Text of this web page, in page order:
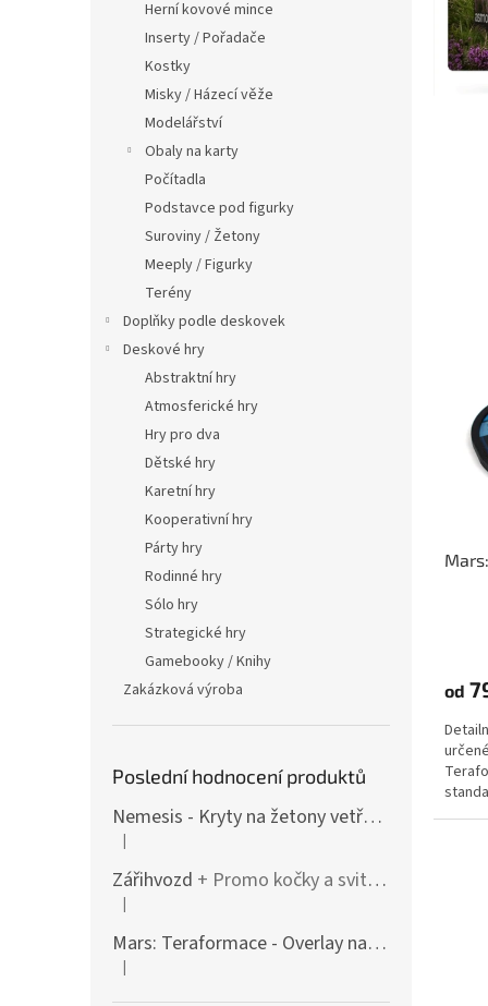
Herní kovové mince
Inserty / Pořadače
Kostky
Misky / Házecí věže
Modelářství
Obaly na karty
Počítadla
Podstavce pod figurky
Suroviny / Žetony
Meeply / Figurky
Terény
Doplňky podle deskovek
Deskové hry
Abstraktní hry
Atmosferické hry
Hry pro dva
Dětské hry
Karetní hry
Kooperativní hry
Párty hry
Rodinné hry
Sólo hry
Strategické hry
Gamebooky / Knihy
Zakázková výroba
Poslední hodnocení produktů
Nemesis - Kryty na žetony vetřelců (varianty i pro rozšíření / Lockdown)
Hodnocení produktu je 4 z 5 hvězdiček.
|
Zářihvozd + Promo kočky a svitolam
Hodnocení produktu je 5 z 5 hvězdiček.
|
Mars: Teraformace - Overlay na destičky kolonií
Hodnocení produktu je 5 z 5 hvězdiček.
|
m
je
z
5
od
(tzv.